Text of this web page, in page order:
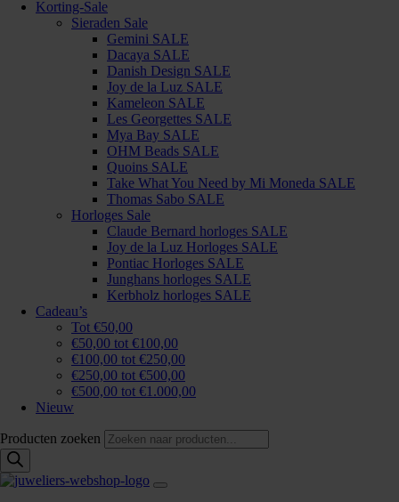
Korting-Sale
Sieraden Sale
Gemini SALE
Dacaya SALE
Danish Design SALE
Joy de la Luz SALE
Kameleon SALE
Les Georgettes SALE
Mya Bay SALE
OHM Beads SALE
Quoins SALE
Take What You Need by Mi Moneda SALE
Thomas Sabo SALE
Horloges Sale
Claude Bernard horloges SALE
Joy de la Luz Horloges SALE
Pontiac Horloges SALE
Junghans horloges SALE
Kerbholz horloges SALE
Cadeau’s
Tot €50,00
€50,00 tot €100,00
€100,00 tot €250,00
€250,00 tot €500,00
€500,00 tot €1.000,00
Nieuw
Producten zoeken